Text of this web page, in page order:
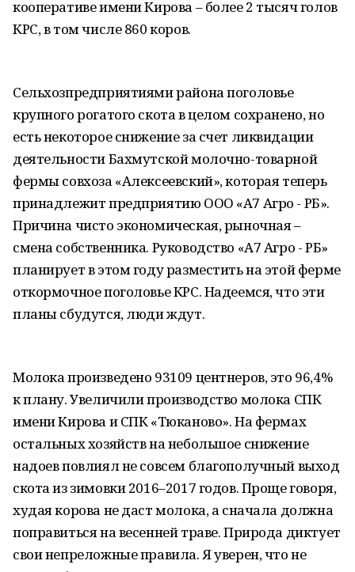
кооперативе имени Кирова – более 2 тысяч голов
КРС, в том числе 860 коров.
Сельхозпредприятиями района поголовье
крупного рогатого скота в целом сохранено, но
есть некоторое снижение за счет ликвидации
деятельности Бахмутской молочно-товарной
фермы совхоза «Алексеевский», которая теперь
принадлежит предприятию ООО «А7 Агро - РБ».
Причина чисто экономическая, рыночная –
смена собственника. Руководство «А7 Агро - РБ»
планирует в этом году разместить на этой ферме
откормочное поголовье КРС. Надеемся, что эти
планы сбудутся, люди ждут.
Молока произведено 93109 центнеров, это 96,4%
к плану. Увеличили производство молока СПК
имени Кирова и СПК «Тюканово». На фермах
остальных хозяйств на небольшое снижение
надоев повлиял не совсем благополучный выход
скота из зимовки 2016–2017 годов. Проще говоря,
худая корова не даст молока, а сначала должна
поправиться на весенней траве. Природа диктует
свои непреложные правила. Я уверен, что не